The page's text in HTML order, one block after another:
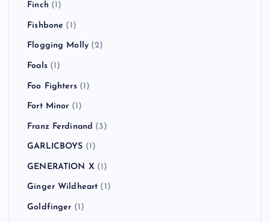
Finch (1)
Fishbone (1)
Flogging Molly (2)
Foals(1)
Foo Fighters(1)
Fort Minor (1)
Franz Ferdinand (3)
GARLICBOYS (1)
GENERATION X (1)
Ginger Wildheart (1)
Goldfinger (1)